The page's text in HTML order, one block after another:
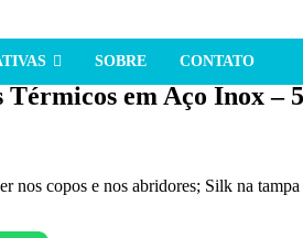
SOBRE CONTATO
Térmicos em Aço Inox –
nos copos e nos abridores; Silk na